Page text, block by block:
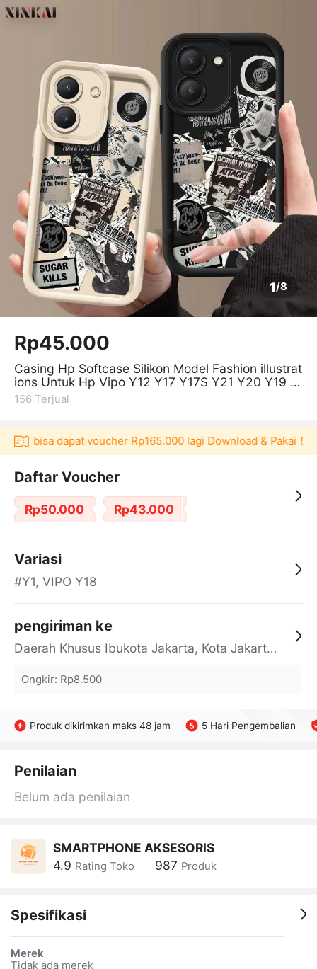
1/8
Rp45.000
Casing Hp Softcase Silikon Model Fashion illustrat
ions Untuk Hp Vipo Y12 Y17 Y17S Y21 Y20 Y19 Y
28 Y16 Y12S Y22 Y15S Y15
156 Terjual
bisa dapat voucher Rp165.000 lagi Download & Pakai！
Daftar Voucher
Rp50.000 Rp43.000
Variasi
#Y1, VIPO Y18
pengiriman ke
Daerah Khusus Ibukota Jakarta, Kota Jakarta Barat, Cengkareng, yy
Ongkir: Rp8.500
Produk dikirimkan maks 48 jam 5 Hari Pengembalian
Penilaian
Belum ada penilaian
SMARTPHONE AKSESORIS
4.9 Rating Toko 987 Produk
Spesifikasi
Merek
Tidak ada merek